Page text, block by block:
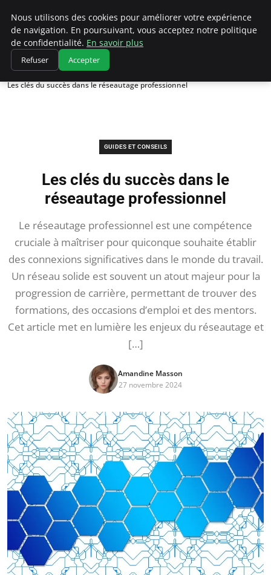
Chasseur De Tête
Accueil
Guides et Conseils
Les clés du succès dans le réseautage professionnel
GUIDES ET CONSEILS
Les clés du succès dans le
réseautage professionnel
Le réseautage professionnel est une compétence
cruciale à maîtriser pour quiconque souhaite établir
des connexions significatives dans le monde du travail.
Un réseau solide est souvent un atout majeur pour la
progression de carrière, permettant de trouver des
formations, des occasions d’emploi et des mentors.
Cet article met en lumière les enjeux du réseautage et
[…]
Amandine Masson
27 novembre 2024
Nous utilisons des cookies pour améliorer votre expérience
de navigation. En poursuivant, vous acceptez notre politique
de confidentialité. En savoir plus
Refuser Accepter